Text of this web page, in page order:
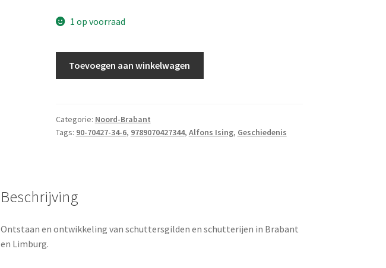
1 op voorraad
vliegend
vaandel
aantal
Toevoegen aan winkelwagen
Categorie: Noord-Brabant
Tags: 90-70427-34-6, 9789070427344, Alfons Ising, Geschiedenis
Beschrijving
Ontstaan en ontwikkeling van schuttersgilden en schutterijen in Brabant
en Limburg.